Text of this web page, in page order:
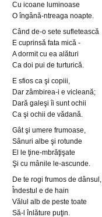
Cu icoane luminoase
O îngână-ntreaga noapte.
Când de-o sete sufletească
E cuprinsă fata mică -
A dormit cu ea alături
Ca doi pui de turturică.
E sfios ca şi copiii,
Dar zâmbirea-i e vicleană;
Dară galeşi îi sunt ochii
Ca şi ochii de vădană.
Gât şi umere frumoase,
Sânuri albe şi rotunde
El le ţine-mbrăţişate
Şi cu mânile le-ascunde.
De te rogi frumos de dânsul,
Îndestul e de hain
Vălul alb de peste toate
Să-l înlăture puţin.